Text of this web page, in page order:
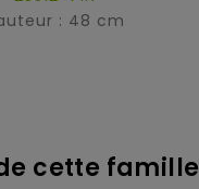
: 48 cm
cette famille